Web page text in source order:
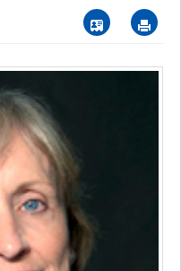
Vcard